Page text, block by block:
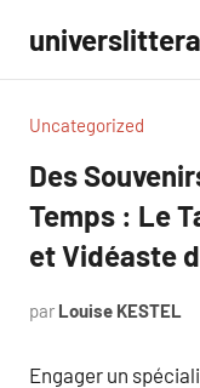
contenu
Uncategorized
Des
Temps : Le
et Vidéaste
par Louise KESTEL
Engager un